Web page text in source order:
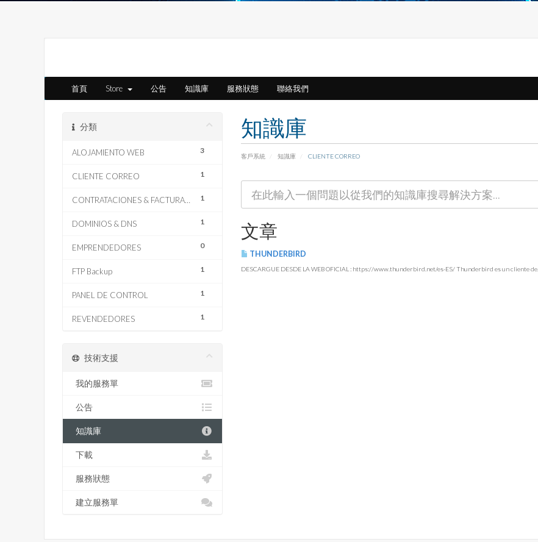
首頁 Store 公告 知識庫 服務狀態 聯絡我們
知識庫
客戶系統 知識庫 CLIENTE CORREO
分類
3
ALOJAMIENTO WEB
1
CLIENTE CORREO
1
CONTRATACIONES & FACTURACION
1
DOMINIOS & DNS
0
EMPRENDEDORES
1
FTP Backup
1
PANEL DE CONTROL
1
REVENDEDORES
文章
THUNDERBIRD
DESCARGUE DESDE LA WEB OFICIAL : https://www.thunderbird.net/es-ES/ Thunderbird es un cliente de...
技術支援
我的服務單
公告
知識庫
下載
服務狀態
建立服務單